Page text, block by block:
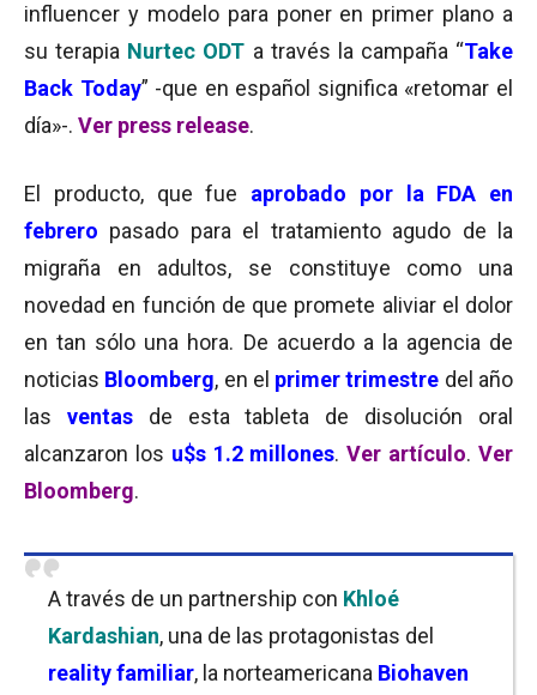
influencer y modelo para poner en primer plano a
su terapia Nurtec ODT a través la campaña “Take
Back Today” -que en español significa «retomar el
día»-. Ver press release.
El producto, que fue aprobado por la FDA en
febrero pasado para el tratamiento agudo de la
migraña en adultos, se constituye como una
novedad en función de que promete aliviar el dolor
en tan sólo una hora. De acuerdo a la agencia de
noticias Bloomberg, en el primer trimestre del año
las ventasde esta tableta de disolución oral
alcanzaron los u$s 1.2 millones.Ver artículo.Ver
Bloomberg.
A través de un partnership con Khloé
Kardashian, una de las protagonistas del
reality familiar, la norteamericana Biohaven